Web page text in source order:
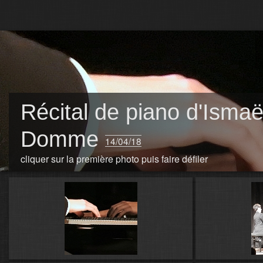
Récital de piano
Domme14/04/18
cliquer sur la première photo puis faire défiler